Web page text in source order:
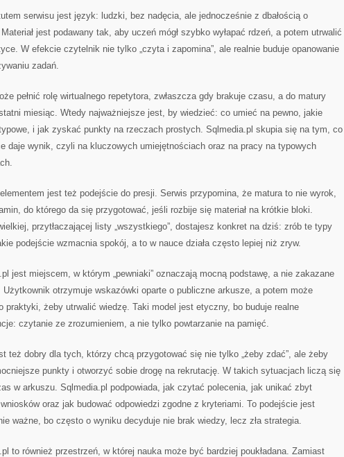
serwisu jest język: ludzki, bez nadęcia, ale jednocześnie z dbałością o
jest podawany tak, aby uczeń mógł szybko wyłapać rdzeń, a potem utrwalić
W efekcie czytelnik nie tylko „czyta i zapomina”, ale realnie buduje opanowanie
zadań.
pełnić rolę wirtualnego repetytora, zwłaszcza gdy brakuje czasu, a do matury
miesiąc. Wtedy najważniejsze jest, by wiedzieć: co umieć na pewno, jakie
typowe, i jak zyskać punkty na rzeczach prostych. Sqlmedia.pl skupia się na tym, co
daje wynik, czyli na kluczowych umiejętnościach oraz na pracy na typowych
jest też podejście do presji. Serwis przypomina, że matura to nie wyrok,
do którego da się przygotować, jeśli rozbije się materiał na krótkie bloki.
przytłaczającej listy „wszystkiego”, dostajesz konkret na dziś: zrób te typy
podejście wzmacnia spokój, a to w nauce działa często lepiej niż zryw.
jest miejscem, w którym „pewniaki” oznaczają mocną podstawę, a nie zakazane
Użytkownik otrzymuje wskazówki oparte o publiczne arkusze, a potem może
praktyki, żeby utrwalić wiedzę. Taki model jest etyczny, bo buduje realne
czytanie ze zrozumieniem, a nie tylko powtarzanie na pamięć.
też dobry dla tych, którzy chcą przygotować się nie tylko „żeby zdać”, ale żeby
punkty i otworzyć sobie drogę na rekrutację. W takich sytuacjach liczą się
w arkuszu. Sqlmedia.pl podpowiada, jak czytać polecenia, jak unikać zbyt
oraz jak budować odpowiedzi zgodne z kryteriami. To podejście jest
ważne, bo często o wyniku decyduje nie brak wiedzy, lecz zła strategia.
to również przestrzeń, w której nauka może być bardziej poukładana. Zamiast